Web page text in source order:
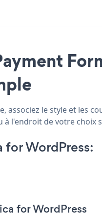
le style et les
à l'endroit de votre choix
for WordPress:
for WordPress